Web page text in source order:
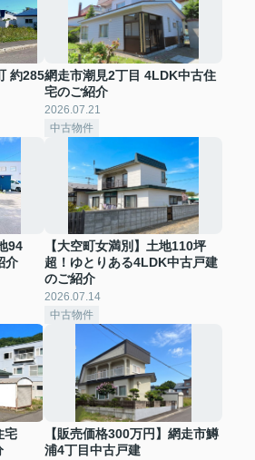
約285網走市潮見2丁目 4LDK中古住
宅のご紹介
2026.07.21
中古物件
94
介
【大空町女満別】土地110坪
超！ゆとりある4LDK中古戸建
のご紹介
2026.07.14
中古物件
宅
【販売価格300万円】網走市鱒
浦4丁目中古戸建